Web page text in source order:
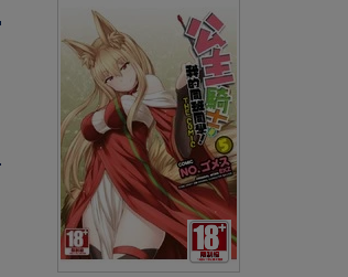
阿邦與獄炎魔王(05)
NT$105 90折 NT$95 USD3.15)